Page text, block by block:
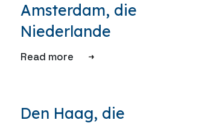
Amsterdam, die
Niederlande
Read more
Den Haag, die